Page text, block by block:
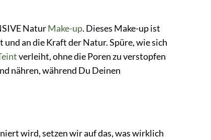
NaturMake-up. Dieses Make-up ist
an die Kraft der Natur. Spüre, wie sich
verleiht, ohne die Poren zu verstopfen
nähren, während Du Deinen
wird, setzen wir auf das, was wirklich